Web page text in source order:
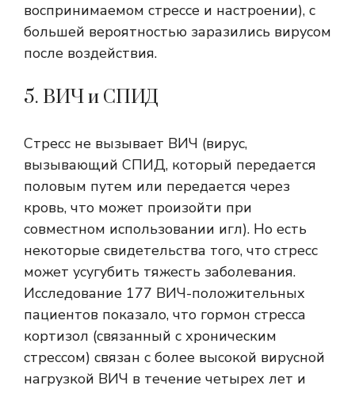
воспринимаемом стрессе и настроении), с
большей вероятностью заразились вирусом
после воздействия.
5. ВИЧ и СПИД
Стресс не вызывает ВИЧ (вирус,
вызывающий СПИД, который передается
половым путем или передается через
кровь, что может произойти при
совместном использовании игл). Но есть
некоторые свидетельства того, что стресс
может усугубить тяжесть заболевания.
Исследование 177 ВИЧ-положительных
пациентов показало, что гормон стресса
кортизол (связанный с хроническим
стрессом) связан с более высокой вирусной
нагрузкой ВИЧ в течение четырех лет и